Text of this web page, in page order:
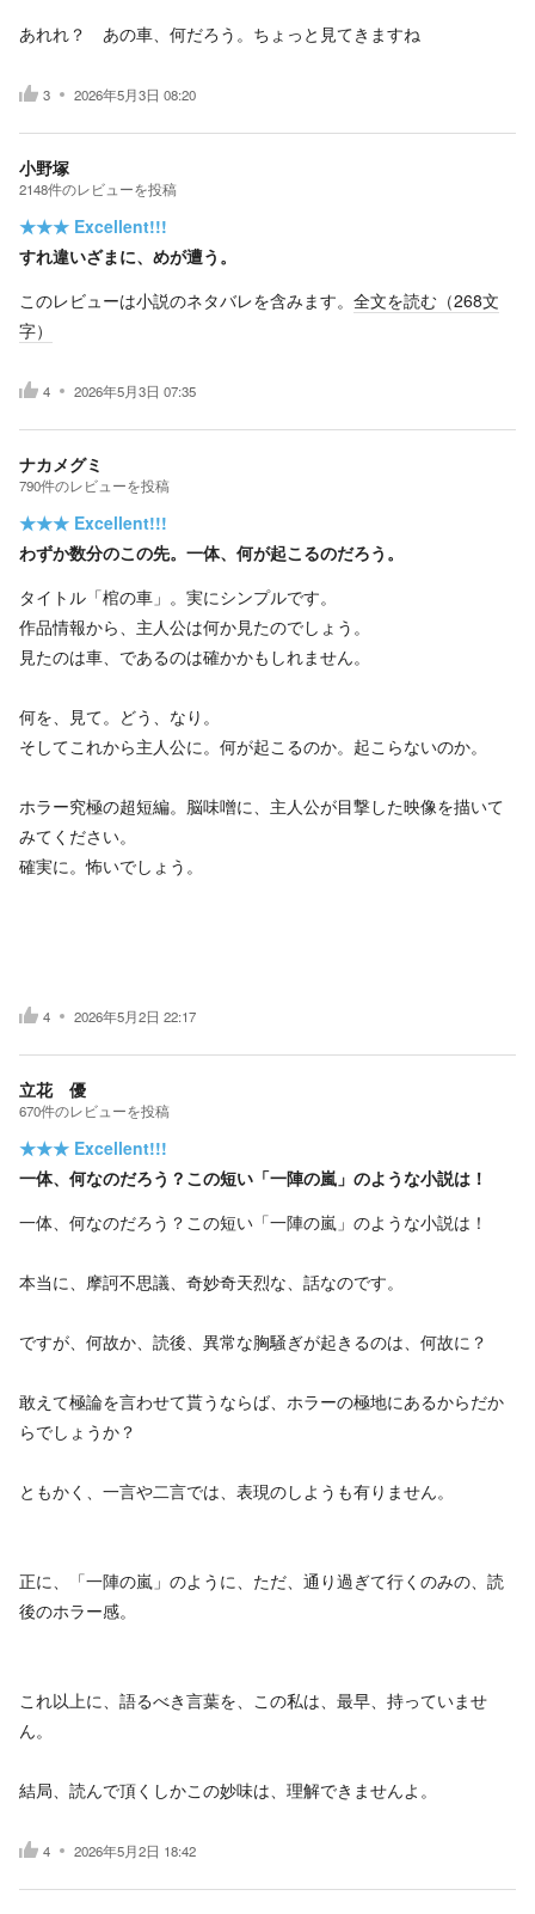
あれれ？ あの車、何だろう。ちょっと見てきますね
3 2026年5月3日 08:20
小野塚
2148件のレビューを投稿
★★★ Excellent!!!
すれ違いざまに、めが遭う。
このレビューは小説のネタバレを含みます。 全文を読む（268文
字）
4 2026年5月3日 07:35
ナカメグミ
790件のレビューを投稿
★★★ Excellent!!!
わずか数分のこの先。一体、何が起こるのだろう。
タイトル「棺の車」。実にシンプルです。
作品情報から、主人公は何か見たのでしょう。
見たのは車、であるのは確かかもしれません。
何を、見て。どう、なり。
そしてこれから主人公に。何が起こるのか。起こらないのか。
ホラー究極の超短編。脳味噌に、主人公が目撃した映像を描いて
みてください。
確実に。怖いでしょう。
4 2026年5月2日 22:17
立花 優
670件のレビューを投稿
★★★ Excellent!!!
一体、何なのだろう？この短い「一陣の嵐」のような小説は！
一体、何なのだろう？この短い「一陣の嵐」のような小説は！
本当に、摩訶不思議、奇妙奇天烈な、話なのです。
ですが、何故か、読後、異常な胸騒ぎが起きるのは、何故に？
敢えて極論を言わせて貰うならば、ホラーの極地にあるからだか
らでしょうか？
ともかく、一言や二言では、表現のしようも有りません。
正に、「一陣の嵐」のように、ただ、通り過ぎて行くのみの、読
後のホラー感。
これ以上に、語るべき言葉を、この私は、最早、持っていませ
ん。
結局、読んで頂くしかこの妙味は、理解できませんよ。
4 2026年5月2日 18:42